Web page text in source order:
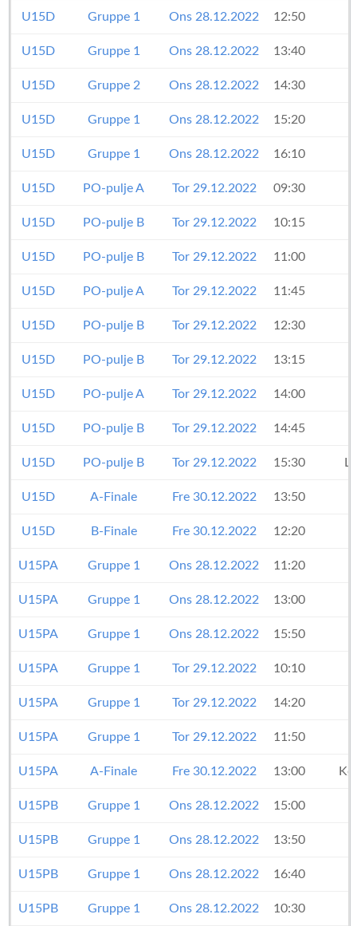
U15D Gruppe 1 Ons 28.12.2022 12:50
U15D Gruppe 1 Ons 28.12.2022 13:40
U15D Gruppe 2 Ons 28.12.2022 14:30
U15D Gruppe 1 Ons 28.12.2022 15:20
U15D Gruppe 1 Ons 28.12.2022 16:10
U15D PO-pulje A Tor 29.12.2022 09:30
U15D PO-pulje B Tor 29.12.2022 10:15
U15D PO-pulje B Tor 29.12.2022 11:00
U15D PO-pulje A Tor 29.12.2022 11:45
U15D PO-pulje B Tor 29.12.2022 12:30
U15D PO-pulje B Tor 29.12.2022 13:15
U15D PO-pulje A Tor 29.12.2022 14:00
U15D PO-pulje B Tor 29.12.2022 14:45
U15D PO-pulje B Tor 29.12.2022 15:30
U15D A-Finale Fre 30.12.2022 13:50
U15D B-Finale Fre 30.12.2022 12:20
U15PA Gruppe 1 Ons 28.12.2022 11:20
U15PA Gruppe 1 Ons 28.12.2022 13:00
U15PA Gruppe 1 Ons 28.12.2022 15:50
U15PA Gruppe 1 Tor 29.12.2022 10:10
U15PA Gruppe 1 Tor 29.12.2022 14:20
U15PA Gruppe 1 Tor 29.12.2022 11:50
U15PA A-Finale Fre 30.12.2022 13:00
U15PB Gruppe 1 Ons 28.12.2022 15:00
U15PB Gruppe 1 Ons 28.12.2022 13:50
U15PB Gruppe 1 Ons 28.12.2022 16:40
U15PB Gruppe 1 Ons 28.12.2022 10:30